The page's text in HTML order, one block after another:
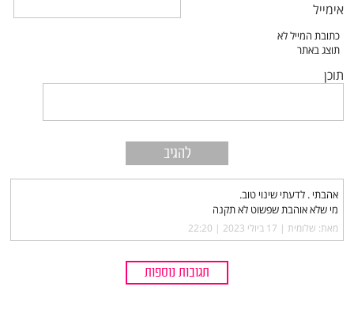
אימייל
תוכן
אהבתי . לדעתי שינוי טוב.
מי שלא אוהבת שפשוט לא תקנה
מאת: שלומית |‏ 17 ביולי 2023 | 22:20
תגובות נוספות